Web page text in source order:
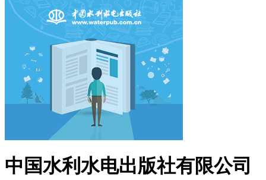
中国水利水电出版社有限公司